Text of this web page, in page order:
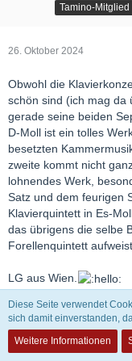
Tamino-Mitglied
26. Oktober 2024
Obwohl die
schön sind (ich mag da
gerade seine beiden
D-Moll ist ein tolles
besetzten
zweite kommt nicht
lohnendes Werk,
Satz und dem feurigen
Klavierquintett in Es-
das übrigens die selbe
Forellenquintett aufweist.
LG aus Wien.
Online Ulli
Tamino-Mitglied
Diese Seite verwendet
sich damit einverstanden,
Weitere Informationen